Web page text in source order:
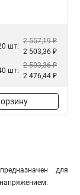
шт:
2 557,19 ₽
2 503,36 ₽
шт:
2 503,36 ₽
2 476,44 ₽
для